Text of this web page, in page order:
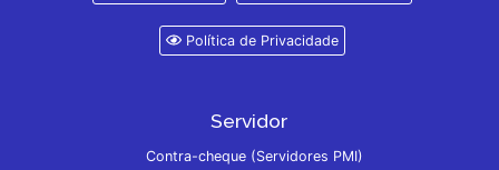
Política de Privacidade
Servidor
Contra-cheque (Servidores PMI)